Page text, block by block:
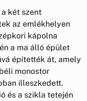
két szent
az emlékhelyen
kápolna
a ma álló épület
építették át, amely
monostor
illeszkedett.
és a szikla tetején